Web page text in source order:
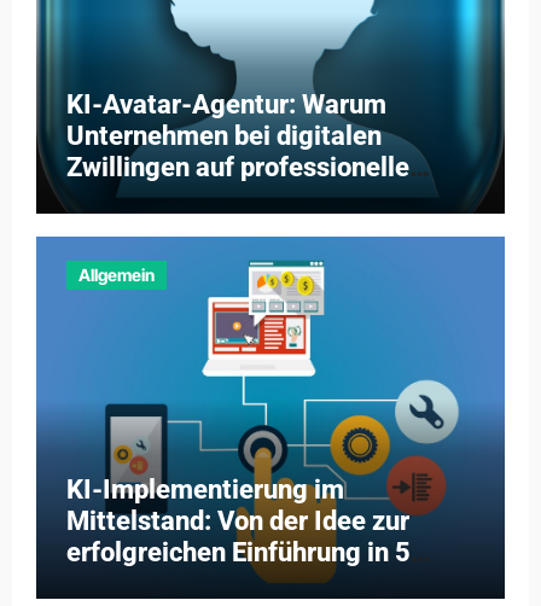
KI-Avatar-Agentur: Warum
Unternehmen bei digitalen
Zwillingen auf professionelle
Partner setzen
Allgemein
KI-Implementierung im
Mittelstand: Von der Idee zur
erfolgreichen Einführung in 5